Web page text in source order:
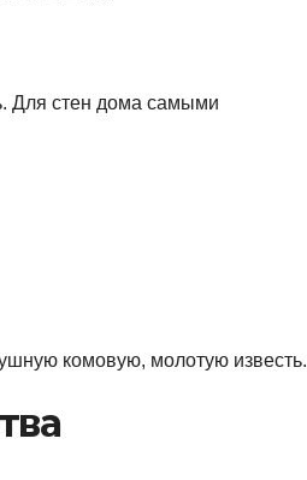
Для стен дома самыми
комовую, молотую известь.